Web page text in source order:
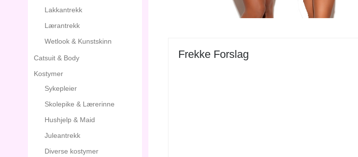
Frekke Forslag
Lakkantrekk
Lærantrekk
Wetlook & Kunstskinn
Catsuit & Body
Kostymer
Sykepleier
Skolepike & Lærerinne
Hushjelp & Maid
Juleantrekk
Diverse kostymer